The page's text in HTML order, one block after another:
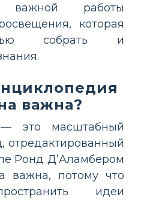
работы
которая
собрать и
важна?
это масштабный
отредактированный
Ронд Д’Аламбером
важна, потому что
идеи